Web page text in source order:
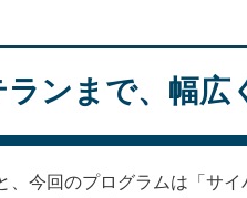
ンまで、幅広
、今回のプログラムは「サ